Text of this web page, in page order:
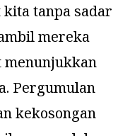
tanpa sadar
mereka
menunjukkan
Pergumulan
kekosongan